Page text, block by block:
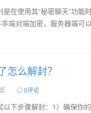
在使用其“秘密聊天”功能
端对端加密，服务器端可
怎么解封？
0评论
下步骤解封：1）确保你